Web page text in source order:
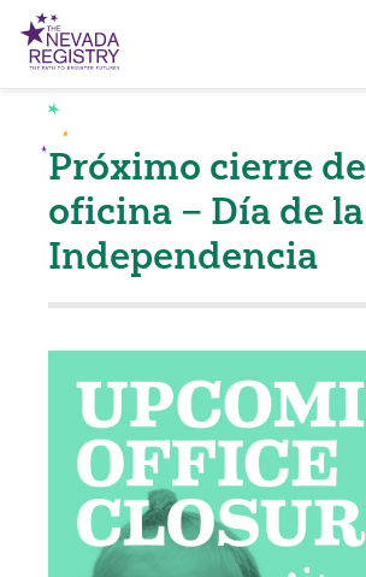
Próximo cierre de
oficina – Día de la
Independencia